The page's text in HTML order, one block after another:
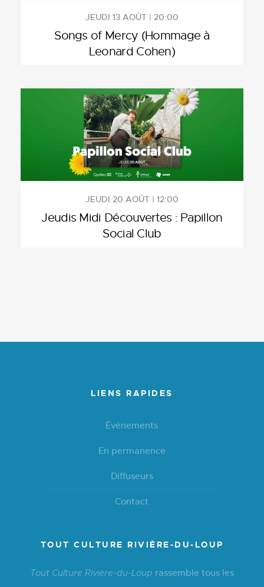
JEUDI 13 AOÛT | 20:00
Songs of Mercy (Hommage à
Leonard Cohen)
JEUDI 20 AOÛT | 12:00
Jeudis Midi Découvertes : Papillon
Social Club
LIENS RAPIDES
Événements
En permanence
Diffuseurs
Contact
TOUT CULTURE RIVIÈRE-DU-LOUP
Tout Culture Rivière-du-Loup rassemble tous les